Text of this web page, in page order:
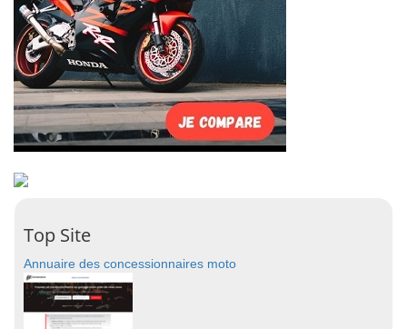
Top Site
Annuaire des concessionnaires moto